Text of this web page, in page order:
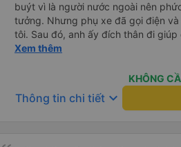
buýt vì là người nước ngoài nên
tưởng. Nhưng phụ xe đã gọi điện
tôi. Sau đó, anh ấy đích thân đi
tiên đi xe giường nằm với hai đứa trẻ
uống. Tôi rất ngạc nhiên khi xe
Thơ và mọi người xuống xe ăn. Khi
thức chúng tôi dậy và đảm bảo
Xem thêm
KHÔNG
Thông tin chi tiết keyboard_arrow_down